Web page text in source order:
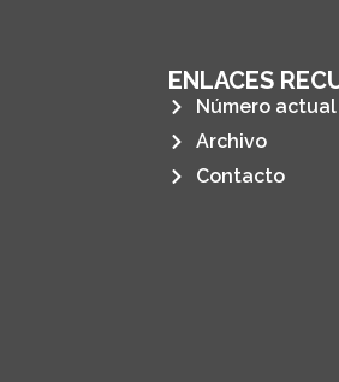
ENLACES
Número actual
Archivo
Contacto